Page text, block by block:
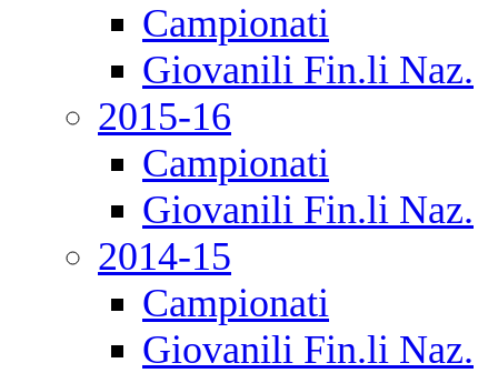
Campionati
Giovanili Fin.li Naz.
2015-16
Campionati
Giovanili Fin.li Naz.
2014-15
Campionati
Giovanili Fin.li Naz.